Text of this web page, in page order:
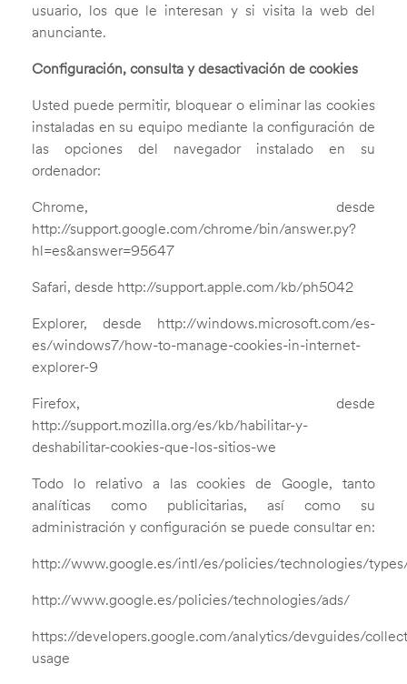
usuario, los que le interesan y si visita la web del
anunciante.
Configuración, consulta y desactivación de cookies
Usted puede permitir, bloquear o eliminar las cookies
instaladas en su equipo mediante la configuración de
las opciones del navegador instalado en su
ordenador:
Chrome, desde
http://support.google.com/chrome/bin/answer.py?
hl=es&answer=95647
Safari, desde http://support.apple.com/kb/ph5042
Explorer, desde http://windows.microsoft.com/es-
es/windows7/how-to-manage-cookies-in-internet-
explorer-9
Firefox, desde
http://support.mozilla.org/es/kb/habilitar-y-
deshabilitar-cookies-que-los-sitios-we
Todo lo relativo a las cookies de Google, tanto
analíticas como publicitarias, así como su
administración y configuración se puede consultar en:
http://www.google.es/intl/es/policies/technologies/
http://www.google.es/policies/technologies/ads/
https://developers.google.com/analytics/devguides/
usage